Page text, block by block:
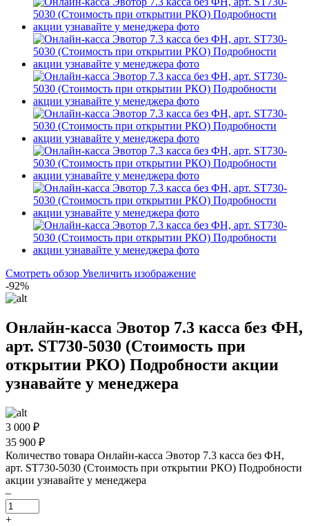
Смотреть обзор Увеличить изображение
-92%
Онлайн-касса Эвотор 7.3 касса без ФН,
арт. ST730-5030 (Стоимость при
открытии РКО) Подробности акции
узнавайте у менеджера
3 000 ₽
35 900 ₽
Количество товара Онлайн-касса Эвотор 7.3 касса без ФН,
арт. ST730-5030 (Стоимость при открытии РКО) Подробности
акции узнавайте у менеджера
–
+